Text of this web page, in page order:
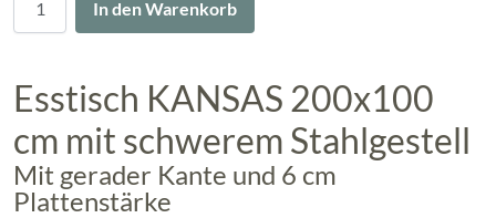
In den Warenkorb
Esstisch KANSAS 200x100
cm mit schwerem Stahlgestell
Mit gerader Kante und 6 cm
Plattenstärke